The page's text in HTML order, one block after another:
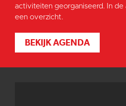
activiteiten georganiseerd. In
een overzicht.
BEKIJK AGENDA